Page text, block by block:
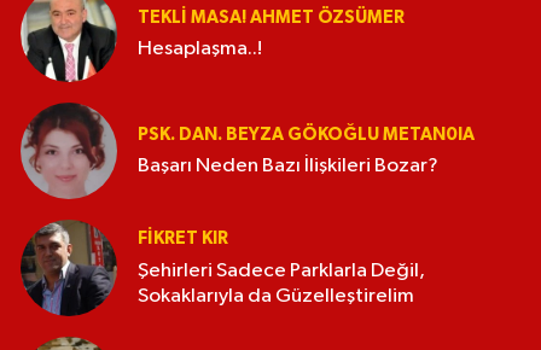
TEKLI MASA! AHMET ÖZSÜMER
Hesaplaşma..!
PSK. DAN. BEYZA GÖKOĞLU METAN0IA
Başarı Neden Bazı İlişkileri Bozar?
FIKRET KIR
Şehirleri Sadece Parklarla Değil,
Sokaklarıyla da Güzelleştirelim